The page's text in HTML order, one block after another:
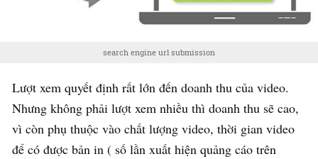
search engine url submission
Lượt xem quyết định rất lớn đến doanh thu của video.
Nhưng không phải lượt xem nhiều thì doanh thu sẽ cao,
vì còn phụ thuộc vào chất lượng video, thời gian video
để có được bản in ( số lần xuất hiện quảng cáo trên